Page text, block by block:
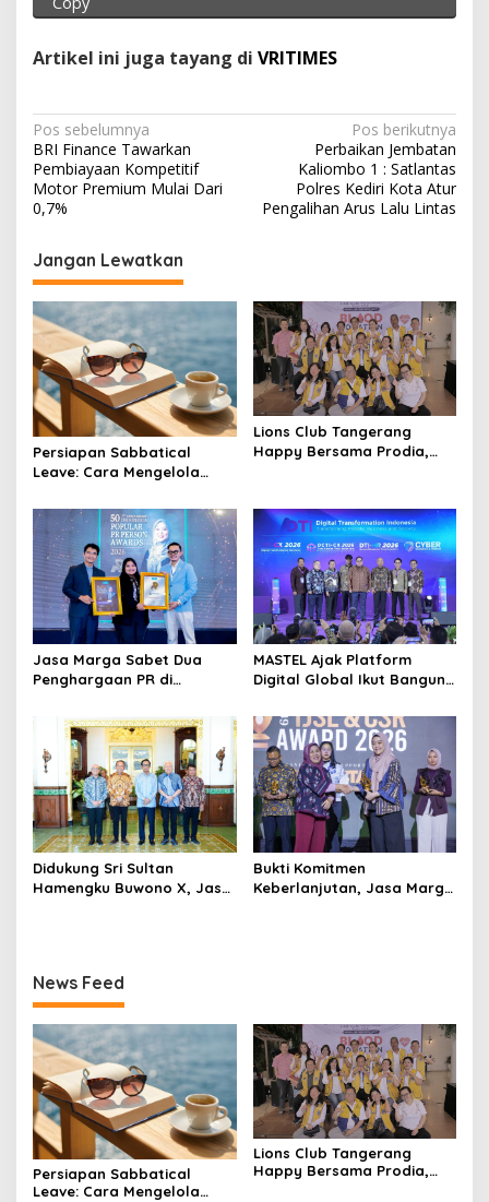
p k
Artikel ini juga tayang di VRITIMES
N
a
v
i
g
a
s
i
p
o
s
Pos sebelumnya
BRI Finance Tawarkan
Pembiayaan Kompetitif
Motor Premium Mulai Dari
0,7%
Pos berikutnya
Perbaikan Jembatan
Kaliombo 1 : Satlantas
Polres Kediri Kota Atur
Pengalihan Arus Lalu Lintas
Jangan Lewatkan
Persiapan Sabbatical
Leave: Cara Mengelola
Dunia Kerja
Lions Club Tangerang
Happy Bersama Prodia,
Layanan Kesehatan
Preventif melalui Bakti
Sosial Kesehatan
Jasa Marga Sabet Dua
Penghargaan PR di
Summit 2026
MASTEL Ajak Platform
Digital Global Ikut Bangun
Nasional
Didukung Sri Sultan
Hamengku Buwono X, Jasa
DIY
Bukti Komitmen
Keberlanjutan, Jasa Marga
News Feed
Persiapan Sabbatical
Leave: Cara Mengelola
Lions Club Tangerang
Happy Bersama Prodia,